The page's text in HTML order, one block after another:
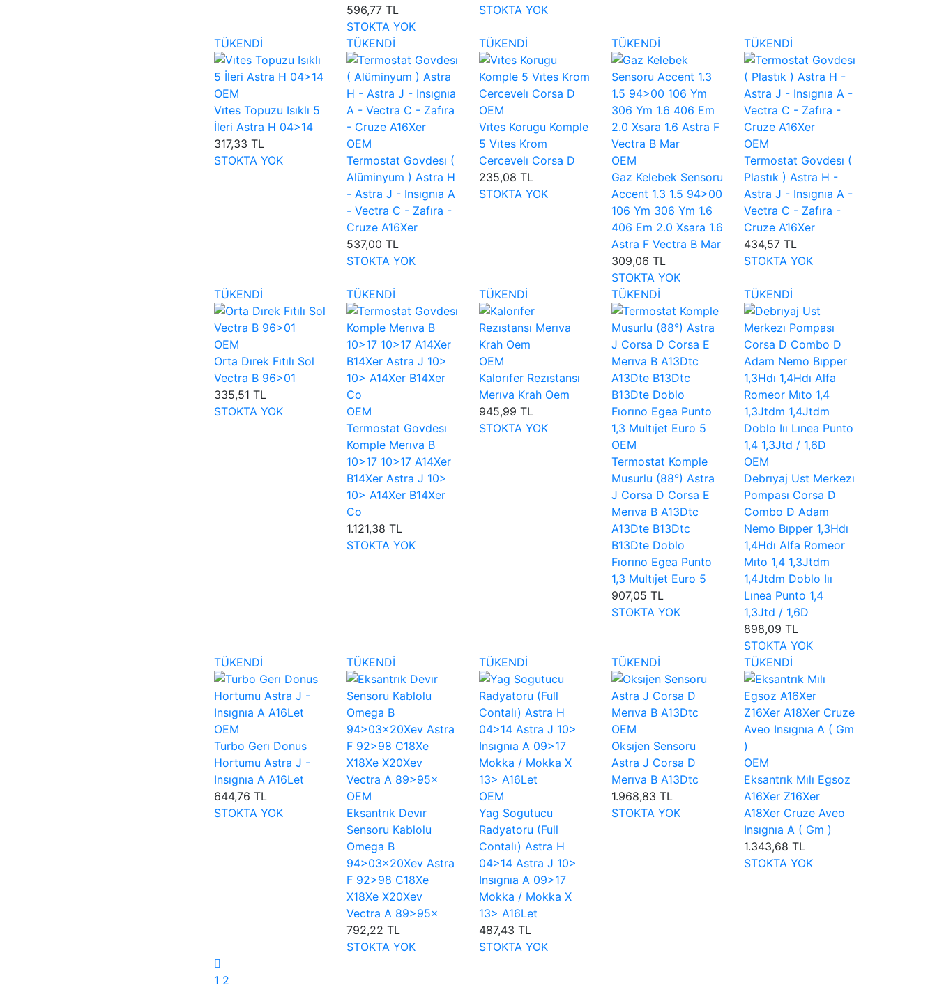
596,77 TL
STOKTA YOK
STOKTA YOK
TÜKENDİ
OEM
Vıtes Topuzu Isıklı 5
İleri Astra H 04>14
317,33 TL
STOKTA YOK
TÜKENDİ
OEM
Termostat Govdesı (
Alüminyum ) Astra H
- Astra J - Insıgnıa A
- Vectra C - Zafıra -
Cruze A16Xer
537,00 TL
STOKTA YOK
TÜKENDİ
OEM
Vıtes Korugu Komple
5 Vıtes Krom
Cercevelı Corsa D
235,08 TL
STOKTA YOK
TÜKENDİ
OEM
Gaz Kelebek Sensoru
Accent 1.3 1.5 94>00
106 Ym 306 Ym 1.6
406 Em 2.0 Xsara 1.6
Astra F Vectra B Mar
309,06 TL
STOKTA YOK
TÜKENDİ
OEM
Termostat Govdesı (
Plastık ) Astra H -
Astra J - Insıgnıa A -
Vectra C - Zafıra -
Cruze A16Xer
434,57 TL
STOKTA YOK
TÜKENDİ
OEM
Orta Dırek Fıtılı Sol
Vectra B 96>01
335,51 TL
STOKTA YOK
TÜKENDİ
OEM
Termostat Govdesı
Komple Merıva B
10>17 10>17 A14Xer
B14Xer Astra J 10>
10> A14Xer B14Xer
Co
1.121,38 TL
STOKTA YOK
TÜKENDİ
OEM
Kalorıfer Rezıstansı
Merıva Krah Oem
945,99 TL
STOKTA YOK
TÜKENDİ
OEM
Termostat Komple
Musurlu (88°) Astra
J Corsa D Corsa E
Merıva B A13Dtc
A13Dte B13Dtc
B13Dte Doblo
Fıorıno Egea Punto
1,3 Multıjet Euro 5
907,05 TL
STOKTA YOK
TÜKENDİ
OEM
Debrıyaj Ust Merkezı
Pompası Corsa D
Combo D Adam
Nemo Bıpper 1,3Hdı
1,4Hdı Alfa Romeor
Mıto 1,4 1,3Jtdm
1,4Jtdm Doblo Iıı
Lınea Punto 1,4
1,3Jtd / 1,6D
898,09 TL
STOKTA YOK
TÜKENDİ
OEM
Turbo Gerı Donus
Hortumu Astra J -
Insıgnıa A A16Let
644,76 TL
STOKTA YOK
TÜKENDİ
OEM
Eksantrık Devır
Sensoru Kablolu
Omega B
94>03×20Xev Astra
F 92>98 C18Xe
X18Xe X20Xev
Vectra A 89>95×
792,22 TL
STOKTA YOK
TÜKENDİ
OEM
Yag Sogutucu
Radyatoru (Full
Contalı) Astra H
04>14 Astra J 10>
Insıgnıa A 09>17
Mokka / Mokka X
13> A16Let
487,43 TL
STOKTA YOK
TÜKENDİ
OEM
Oksıjen Sensoru
Astra J Corsa D
Merıva B A13Dtc
1.968,83 TL
STOKTA YOK
TÜKENDİ
OEM
Eksantrık Mılı Egsoz
A16Xer Z16Xer
A18Xer Cruze Aveo
Insıgnıa A ( Gm )
1.343,68 TL
STOKTA YOK
1 2